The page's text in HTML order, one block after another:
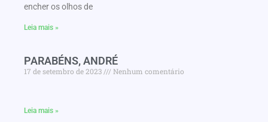
encher os olhos de
Leia mais »
PARABÉNS, ANDRÉ
17 de setembro de 2023 Nenhum comentário
Leia mais »